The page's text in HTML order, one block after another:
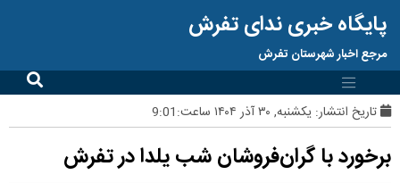
پایگاه خبری ندای تفرش
مرجع اخبار شهرستان تفرش
تاریخ انتشار: یکشنبه, ۳۰ آذر ۱۴۰۴ ساعت:9:01
برخورد با گران‌فروشان شب یلدا در تفرش